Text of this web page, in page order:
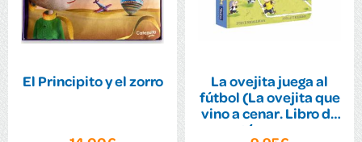
El Principito y el zorro
La ovejita juega al
fútbol (La ovejita que
vino a cenar. Libro de
cartón con mec